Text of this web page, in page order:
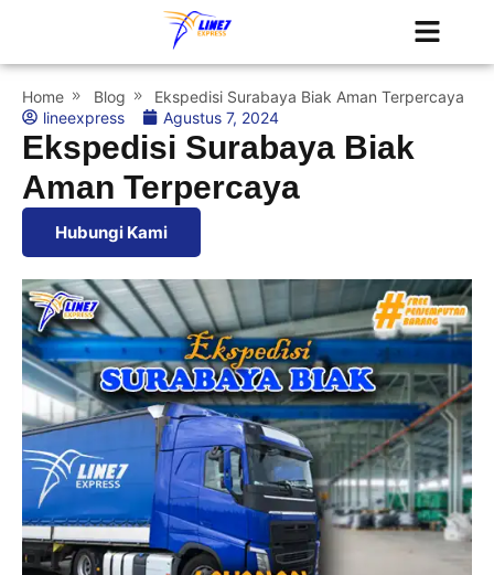
Home Blog
Ekspedisi Surabaya Biak Aman Terpercaya
lineexpress
Agustus 7, 2024
Ekspedisi Surabaya Biak
Aman Terpercaya
Hubungi Kami